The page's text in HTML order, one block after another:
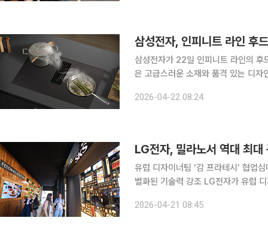
삼성전자, 인피니트 라인 후
삼성전자가 22일 인피니트 라인의 후드일체형
은 고급스러운 소재와 품격 있는 디
냄새를 하방에서 흡입해, 조리 중에도
2026-04-22 08:24
LG전자, 밀라노서 역대 최대
유럽 디자이너팀 ‘감 프라테시’ 협업
별화된 기술력 강조 LG전자가 유럽 디자인의 중심지 이탈리아 밀라노에서 역대 최대 규모의 프리미
(현지시간) 이탈리아 밀라노에서 열리
2026-04-21 08:45